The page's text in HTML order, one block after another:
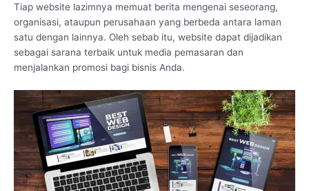
Tiap website lazimnya memuat berita mengenai seseorang,
organisasi, ataupun perusahaan yang berbeda antara laman
satu dengan lainnya. Oleh sebab itu, website dapat dijadikan
sebagai sarana terbaik untuk media pemasaran dan
menjalankan promosi bagi bisnis Anda.